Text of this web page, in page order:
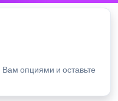
опциями и оставьте